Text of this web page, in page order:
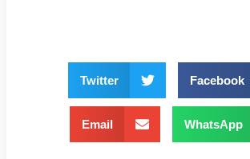
Facebook
Twitter
WhatsApp
Email